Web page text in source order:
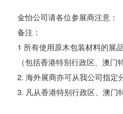
金怡公司请各位参展商注意：
备注：
1 所有使用原木包装材料的展
（包括香港特别行政区、澳门
2. 海外展商亦可从我公司指定
3. 凡从香港特别行政区、澳门